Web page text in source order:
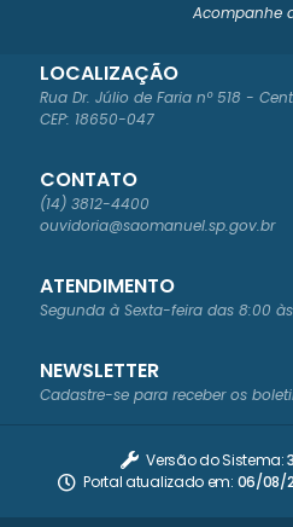
Acompanhe
LOCALIZAÇÃO
Rua Dr. Júlio de Faria nº 518 -
CEP: 18650-047
CONTATO
(14) 3812-4400
ouvidoria@saomanuel.sp.gov.br
ATENDIMENTO
Segunda à Sexta-feira das 8:00
NEWSLETTER
Cadastre-se para receber os
Versão do Sistema:
Portal atualizado em: 06/08/